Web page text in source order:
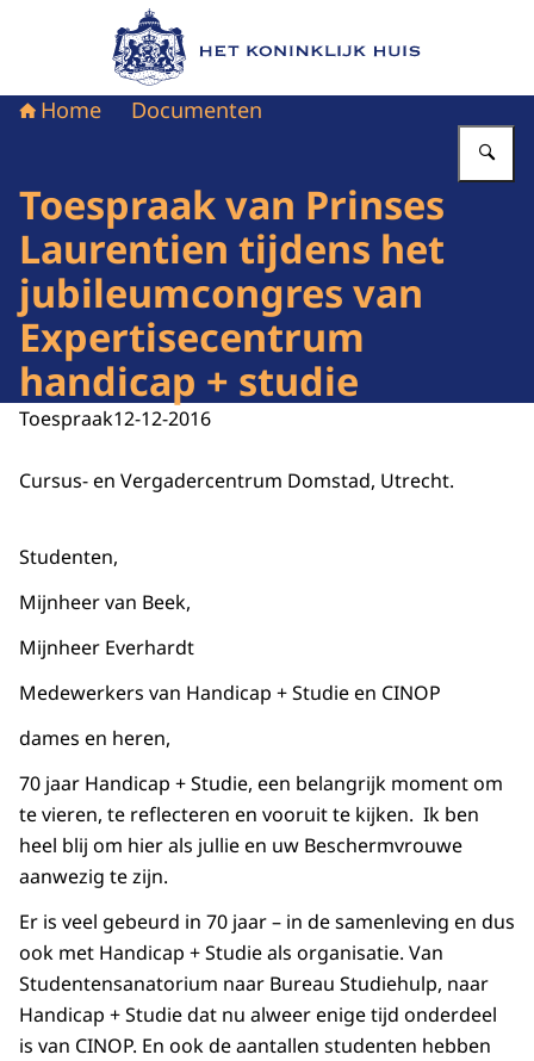
Naar de homepage van Het Koninklijk Huis
Home Documenten
Toespraak van Prinses
Laurentien tijdens het
jubileumcongres van
Expertisecentrum
handicap + studie
Toespraak12-12-2016
Cursus- en Vergadercentrum Domstad, Utrecht.
Studenten,
Mijnheer van Beek,
Mijnheer Everhardt
Medewerkers van Handicap + Studie en CINOP
dames en heren,
70 jaar Handicap + Studie, een belangrijk moment om
te vieren, te reflecteren en vooruit te kijken. Ik ben
heel blij om hier als jullie en uw Beschermvrouwe
aanwezig te zijn.
Er is veel gebeurd in 70 jaar – in de samenleving en dus
ook met Handicap + Studie als organisatie. Van
Studentensanatorium naar Bureau Studiehulp, naar
Handicap + Studie dat nu alweer enige tijd onderdeel
is van CINOP. En ook de aantallen studenten hebben